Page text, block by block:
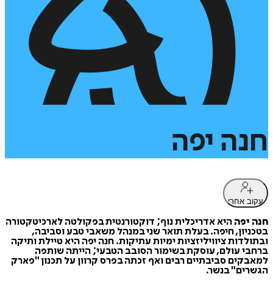
חנה יפה
עקוב אחרי
חנה יפה היא אדריכלית נוף; דוקטורנטית בפקולטה לארכיטקטורה
בטכניון, חיפה. בעלת תואר שני במנהל משאבי טבע וסביבה,
ובתולדות ציוויליזציות ימיות עתיקות. חנה יפה היא טיילת ותיקה
ברחבי עולם, עוסקת בשימור הסובב הטבעי; הייתה שותפה
למאבקים סביבתיים רבים ואף זכתה בפרס קרוון על תכנון "פארק
הגשרים" בנשר.